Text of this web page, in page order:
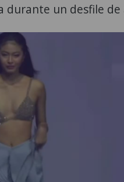
durante un desfile